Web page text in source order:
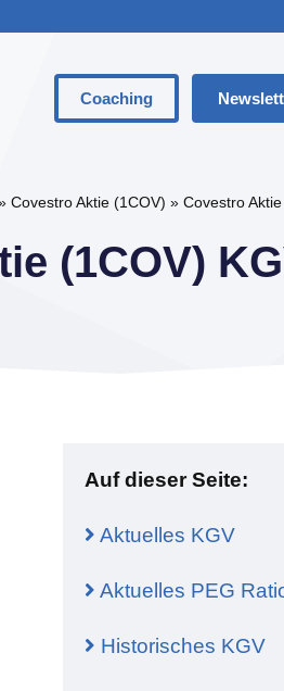
Coaching
Der Unterschied Zwischen
Zeitwert (bei Optionen)
Delta
Covestro Aktie (1COV) » Covestro
(1COV)
Auf dieser Seite:
Aktuelles KGV
Aktuelles PEG
Historisches KGV